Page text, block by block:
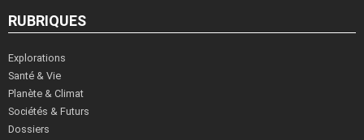
RUBRIQUES
Explorations
Santé & Vie
Planète & Climat
Sociétés & Futurs
Dossiers